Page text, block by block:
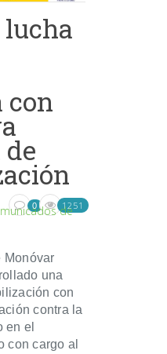
con
de
0 1251
Monóvar
una
con
contra la
en el
con cargo al